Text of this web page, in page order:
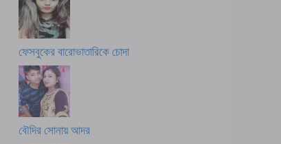
ফেসবুকের বারোভাতারিকে চোদা
বৌদির সোনায় আদর